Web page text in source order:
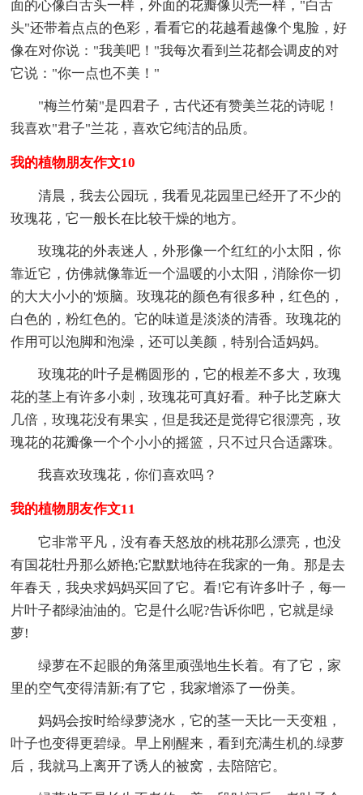
面的心像白舌头一样，外面的花瓣像贝壳一样，"白舌
头"还带着点点的色彩，看看它的花越看越像个鬼脸，好
像在对你说："我美吧！"我每次看到兰花都会调皮的对
它说："你一点也不美！"
"梅兰竹菊"是四君子，古代还有赞美兰花的诗呢！
我喜欢"君子"兰花，喜欢它纯洁的品质。
我的植物朋友作文10
清晨，我去公园玩，我看见花园里已经开了不少的
玫瑰花，它一般长在比较干燥的地方。
玫瑰花的外表迷人，外形像一个红红的小太阳，你
靠近它，仿佛就像靠近一个温暖的小太阳，消除你一切
的大大小小的'烦脑。玫瑰花的颜色有很多种，红色的，
白色的，粉红色的。它的味道是淡淡的清香。玫瑰花的
作用可以泡脚和泡澡，还可以美颜，特别合适妈妈。
玫瑰花的叶子是椭圆形的，它的根差不多大，玫瑰
花的茎上有许多小刺，玫瑰花可真好看。种子比芝麻大
几倍，玫瑰花没有果实，但是我还是觉得它很漂亮，玫
瑰花的花瓣像一个个小小的摇篮，只不过只合适露珠。
我喜欢玫瑰花，你们喜欢吗？
我的植物朋友作文11
它非常平凡，没有春天怒放的桃花那么漂亮，也没
有国花牡丹那么娇艳;它默默地待在我家的一角。那是去
年春天，我央求妈妈买回了它。看!它有许多叶子，每一
片叶子都绿油油的。它是什么呢?告诉你吧，它就是绿
萝!
绿萝在不起眼的角落里顽强地生长着。有了它，家
里的空气变得清新;有了它，我家增添了一份美。
妈妈会按时给绿萝浇水，它的茎一天比一天变粗，
叶子也变得更碧绿。早上刚醒来，看到充满生机的.绿萝
后，我就马上离开了诱人的被窝，去陪陪它。